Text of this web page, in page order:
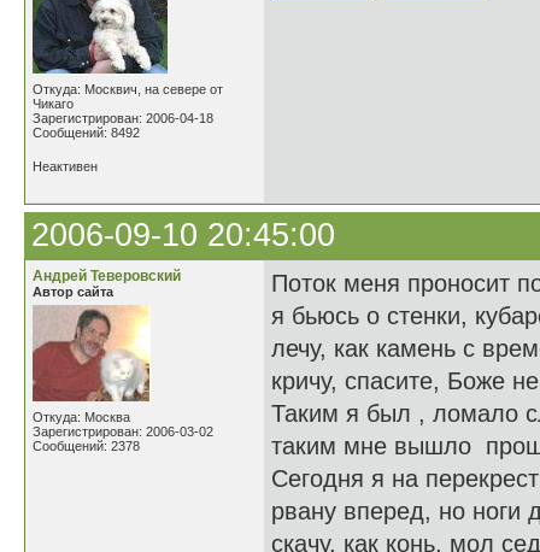
Откуда: Москвич, на севере от
Чикаго
Зарегистрирован: 2006-04-18
Сообщений: 8492
Неактивен
2006-09-10 20:45:00
Андрей Теверовский
Автор сайта
Откуда: Москва
Зарегистрирован: 2006-03-02
Сообщений: 2378
Поток меня проносит
я бьюсь о стенки,
лечу, как камень с
кричу, спасите, Боже
Таким я был , ломало
таким мне вышло
Сегодня я на
рвану вперед, но ноги
скачу, как конь, мол